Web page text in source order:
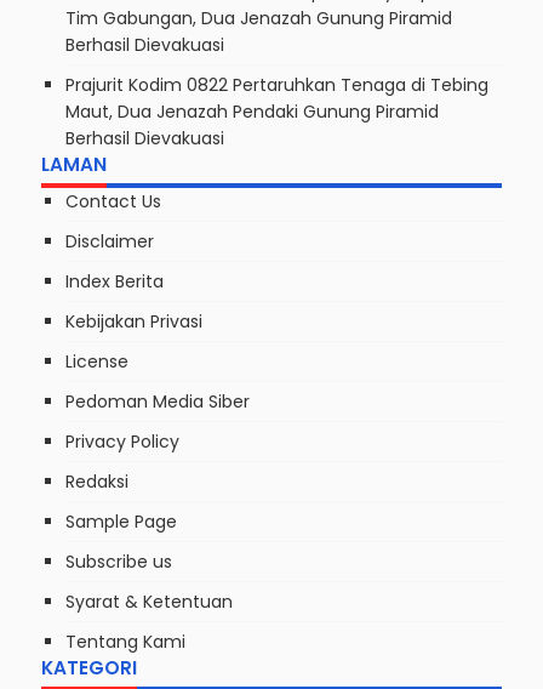
Tim Gabungan, Dua Jenazah Gunung Piramid
Berhasil Dievakuasi
Prajurit Kodim 0822 Pertaruhkan Tenaga di Tebing
Maut, Dua Jenazah Pendaki Gunung Piramid
Berhasil Dievakuasi
LAMAN
Contact Us
Disclaimer
Index Berita
Kebijakan Privasi
License
Pedoman Media Siber
Privacy Policy
Redaksi
Sample Page
Subscribe us
Syarat & Ketentuan
Tentang Kami
KATEGORI